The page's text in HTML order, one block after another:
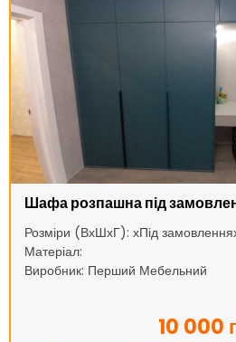
Шафа розпашна під
Розміри (ВхШхГ): хПід
Матеріал:
Виробник: Перший Мебельний
10 000